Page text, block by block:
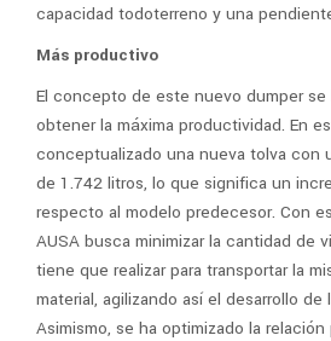
capacidad todoterreno y una
Más productivo
El concepto de este nuevo dumper se
obtener la máxima productividad. En
conceptualizado una nueva tolva con
de 1.742 litros, lo que significa un
respecto al modelo predecesor. Con
AUSA busca minimizar la cantidad de
tiene que realizar para transportar la
material, agilizando así el desarrollo de
Asimismo, se ha optimizado la